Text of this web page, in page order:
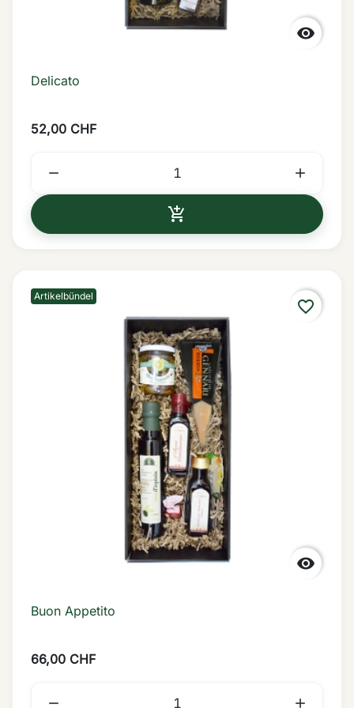

Delicato
52,00 CHF
 

Artikelbündel

favorite_border
Buon Appetito
66,00 CHF
 